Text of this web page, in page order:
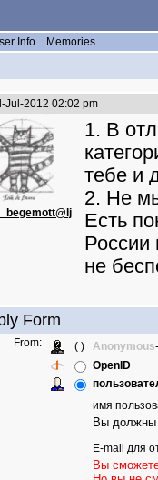
Info Memories
Jul-2012 02:02 pm
1. В
тебе и
2. Не
Есть
России
не
Form
From: ( ) Anonymous
OpenID
имя
Вы должны
E-mail для
Вы